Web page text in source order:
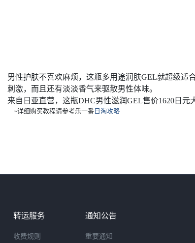
男性护肤不喜欢麻烦，这瓶多用途润肤GEL就超级适
刺激，而且还有淡淡香气来驱散男性体味。
来自日亚直营，这瓶DHC男性滋润GEL售价1620日元
~详细购买教程请参考乐一番 日淘攻略
转运服务
收费规则
通知公告
重要通知